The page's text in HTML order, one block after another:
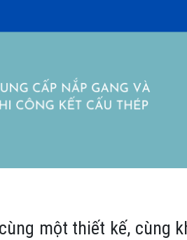
một thiết kế, cùng